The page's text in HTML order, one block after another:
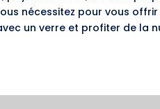
nécessitez pour vous
un verre et profiter de la